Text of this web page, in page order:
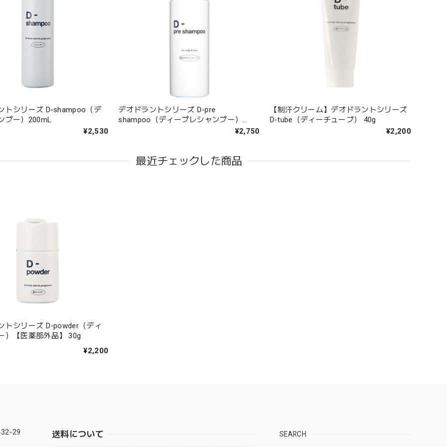
トシリーズ D-shampoo（デ
プー）200mL
¥2,530
デオドラントシリーズ D-pre
shampoo（ディープレシャンプー）
¥2,750
【制汗クリーム】デオドラントシリーズ
D-tube（ディーチューブ） 40g
¥2,200
最近チェックした商品
トシリーズ D-powder（ディ
）【医薬部外品】 30g
¥2,200
29
送料について SEARCH